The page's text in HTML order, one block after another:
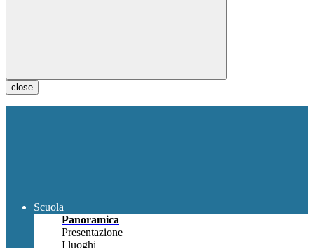
close
Scuola
Panoramica
Presentazione
I luoghi